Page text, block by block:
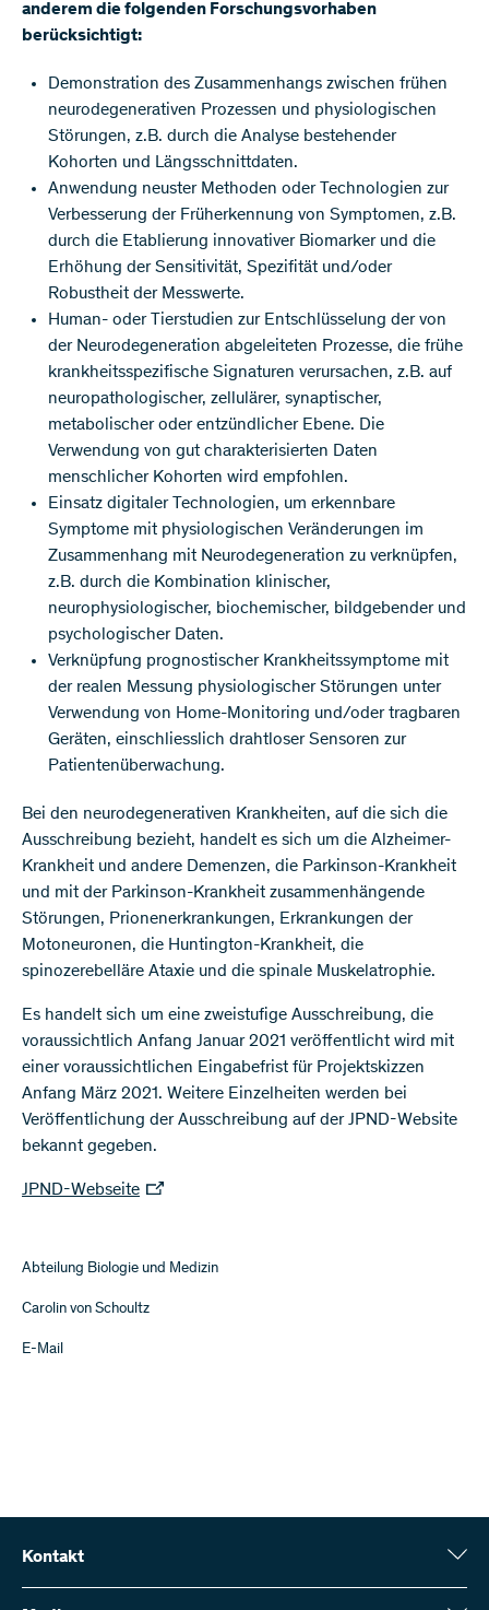
anderem die folgenden Forschungsvorhaben
berücksichtigt:
Demonstration des Zusammenhangs zwischen frühen
neurodegenerativen Prozessen und physiologischen
Störungen, z.B. durch die Analyse bestehender
Kohorten und Längsschnittdaten.
Anwendung neuster Methoden oder Technologien zur
Verbesserung der Früherkennung von Symptomen, z.B.
durch die Etablierung innovativer Biomarker und die
Erhöhung der Sensitivität, Spezifität und/oder
Robustheit der Messwerte.
Human- oder Tierstudien zur Entschlüsselung der von
der Neurodegeneration abgeleiteten Prozesse, die frühe
krankheitsspezifische Signaturen verursachen, z.B. auf
neuropathologischer, zellulärer, synaptischer,
metabolischer oder entzündlicher Ebene. Die
Verwendung von gut charakterisierten Daten
menschlicher Kohorten wird empfohlen.
Einsatz digitaler Technologien, um erkennbare
Symptome mit physiologischen Veränderungen im
Zusammenhang mit Neurodegeneration zu verknüpfen,
z.B. durch die Kombination klinischer,
neurophysiologischer, biochemischer, bildgebender und
psychologischer Daten.
Verknüpfung prognostischer Krankheitssymptome mit
der realen Messung physiologischer Störungen unter
Verwendung von Home-Monitoring und/oder tragbaren
Geräten, einschliesslich drahtloser Sensoren zur
Patientenüberwachung.
Bei den neurodegenerativen Krankheiten, auf die sich die
Ausschreibung bezieht, handelt es sich um die Alzheimer-
Krankheit und andere Demenzen, die Parkinson-Krankheit
und mit der Parkinson-Krankheit zusammenhängende
Störungen, Prionenerkrankungen, Erkrankungen der
Motoneuronen, die Huntington-Krankheit, die
spinozerebelläre Ataxie und die spinale Muskelatrophie.
Es handelt sich um eine zweistufige Ausschreibung, die
voraussichtlich Anfang Januar 2021 veröffentlicht wird mit
einer voraussichtlichen Eingabefrist für Projektskizzen
Anfang März 2021. Weitere Einzelheiten werden bei
Veröffentlichung der Ausschreibung auf der JPND-Website
bekannt gegeben.
JPND-Webseite
Abteilung Biologie und Medizin
Carolin von Schoultz
E-Mail
Kontakt
Schweizerischer Nationalfonds (SNF)